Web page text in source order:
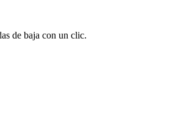
de baja con un clic.